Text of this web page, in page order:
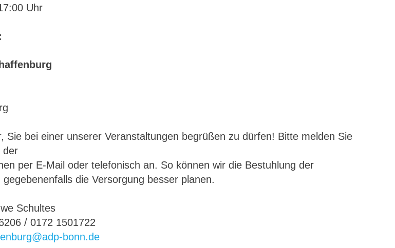
Uhr
Sie bei einer unserer Veranstaltungen begrüßen zu dürfen! Bitte melden Sie
der
per E-Mail oder telefonisch an. So können wir die Bestuhlung der
die Versorgung besser planen.
Schultes
/ 0172 1501722
bonn.de